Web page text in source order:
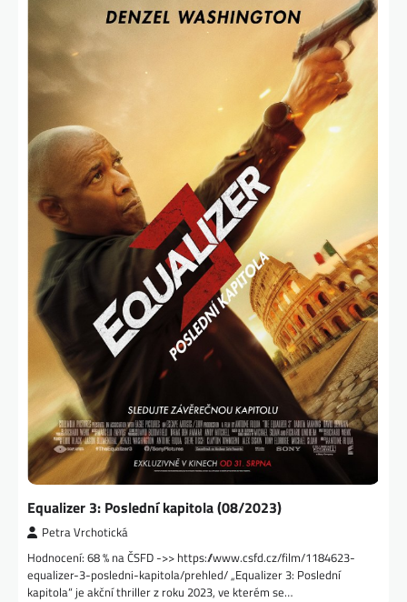
Equalizer 3: Poslední kapitola (08/2023)
Petra Vrchotická
Hodnocení: 68 % na ČSFD ->> https://www.csfd.cz/film/1184623-
equalizer-3-posledni-kapitola/prehled/ „Equalizer 3: Poslední
kapitola“ je akční thriller z roku 2023, ve kterém se…